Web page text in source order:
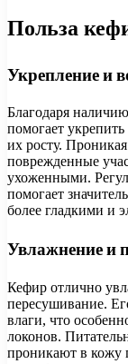
Польза
Укрепление и
Благодаря
помогает
их росту.
поврежденные
ухоженными.
помогает
более гладкими и
Увлажнение и
Кефир отлично
пересушивание.
влаги, что
локонов.
проникают в кожу